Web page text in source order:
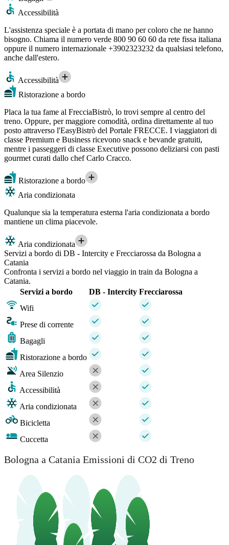
Accessibilità
L'assistenza speciale è a portata di mano per coloro che ne hanno
bisogno. Chiama il numero verde 800 90 60 60 da rete fissa italiana
oppure il numero internazionale +3902323232 da qualsiasi telefono,
anche dall'estero.
Accessibilità
Ristorazione a bordo
Placa la tua fame al FrecciaBistrò, lo trovi sempre al centro del
treno. Oppure, per maggiore comodità, ordina direttamente al tuo
posto attraverso l'EasyBistrò del Portale FRECCE. I viaggiatori di
classe Premium e Business ricevono snack e bevande gratuiti,
mentre i passeggeri di classe Executive possono deliziarsi con pasti
gourmet curati dallo chef Carlo Cracco.
Ristorazione a bordo
Aria condizionata
Qualunque sia la temperatura esterna l'aria condizionata a bordo
mantiene un clima piacevole.
Aria condizionata
Servizi a bordo di DB - Intercity e Frecciarossa da Bologna a
Catania
Confronta i servizi a bordo nel viaggio in train da Bologna a
Catania.
Servizi a bordo
DB - Intercity Frecciarossa
Wifi
Prese di corrente
Bagagli
Ristorazione a bordo
Area Silenzio
Accessibilità
Aria condizionata
Bicicletta
Cuccetta
Bologna a Catania Emissioni di CO2 di Treno